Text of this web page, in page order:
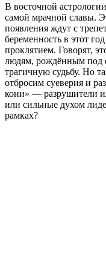
В восточной
самой мрачной славы.
появления ждут с
беременность в этот
проклятием. Говорят,
людям, рождённым под
трагичную судьбу. Но
отбросим суеверия и
кони» — разрушители
или сильные духом
рамках?